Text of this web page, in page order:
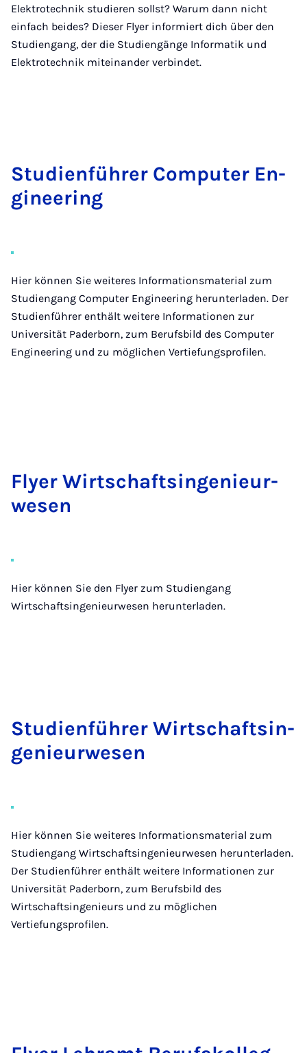
Elektrotechnik studieren sollst? Warum dann nicht
einfach beides? Dieser Flyer informiert dich über den
Studiengang, der die Studiengänge Informatik und
Elektrotechnik miteinander verbindet.
Stu­di­en­füh­rer Com­pu­ter En­
gi­nee­ring
Hier können Sie weiteres Informationsmaterial zum
Studiengang Computer Engineering herunterladen. Der
Studienführer enthält weitere Informationen zur
Universität Paderborn, zum Berufsbild des Computer
Engineering und zu möglichen Vertiefungsprofilen.
Flyer Wirt­schaft­s­in­ge­ni­eu­r­
we­sen
Hier können Sie den Flyer zum Studiengang
Wirtschaftsingenieurwesen herunterladen.
Stu­di­en­füh­rer Wirt­schaft­s­in­
ge­ni­eu­r­we­sen
Hier können Sie weiteres Informationsmaterial zum
Studiengang Wirtschaftsingenieurwesen herunterladen.
Der Studienführer enthält weitere Informationen zur
Universität Paderborn, zum Berufsbild des
Wirtschaftsingenieurs und zu möglichen
Vertiefungsprofilen.